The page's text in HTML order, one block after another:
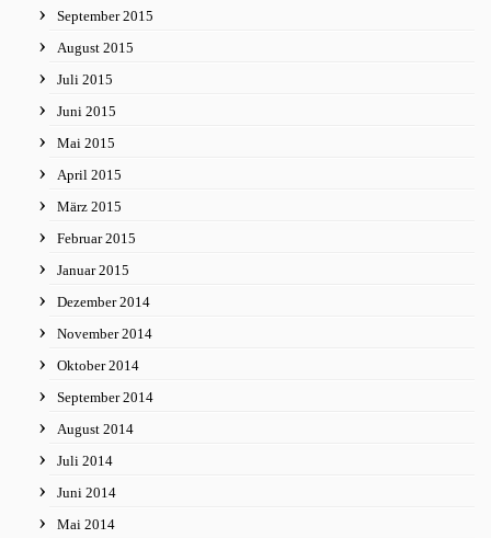
September 2015
August 2015
Juli 2015
Juni 2015
Mai 2015
April 2015
März 2015
Februar 2015
Januar 2015
Dezember 2014
November 2014
Oktober 2014
September 2014
August 2014
Juli 2014
Juni 2014
Mai 2014